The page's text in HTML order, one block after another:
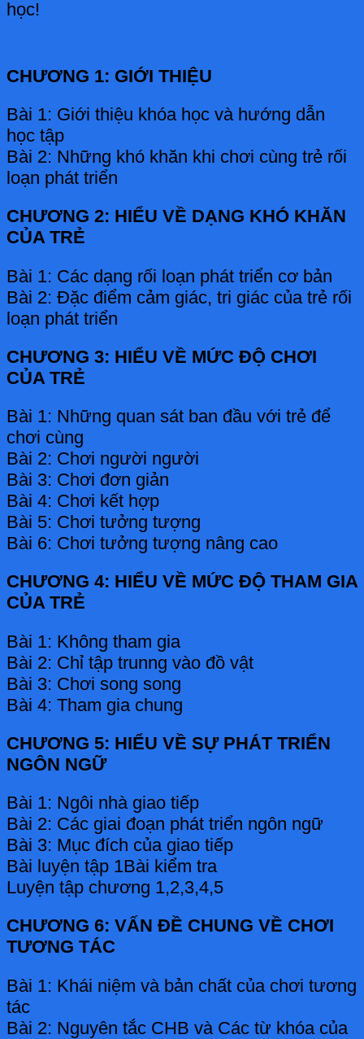
học!
CHƯƠNG 1: GIỚI THIỆU
Bài 1: Giới thiệu khóa học và hướng dẫn
học tập
Bài 2: Những khó khăn khi chơi cùng trẻ rối
loạn phát triển
CHƯƠNG 2: HIỂU VỀ DẠNG KHÓ KHĂN
CỦA TRẺ
Bài 1: Các dạng rối loạn phát triển cơ bản
Bài 2: Đặc điểm cảm giác, tri giác của trẻ rối
loạn phát triển
CHƯƠNG 3: HIỂU VỀ MỨC ĐỘ CHƠI
CỦA TRẺ
Bài 1: Những quan sát ban đầu với trẻ để
chơi cùng
Bài 2: Chơi người người
Bài 3: Chơi đơn giản
Bài 4: Chơi kết hợp
Bài 5: Chơi tưởng tượng
Bài 6: Chơi tưởng tượng nâng cao
CHƯƠNG 4: HIỂU VỀ MỨC ĐỘ THAM GIA
CỦA TRẺ
Bài 1: Không tham gia
Bài 2: Chỉ tập trunng vào đồ vật
Bài 3: Chơi song song
Bài 4: Tham gia chung
CHƯƠNG 5: HIỂU VỀ SỰ PHÁT TRIỂN
NGÔN NGỮ
Bài 1: Ngôi nhà giao tiếp
Bài 2: Các giai đoạn phát triển ngôn ngữ
Bài 3: Mục đích của giao tiếp
Bài luyện tập 1Bài kiểm tra
Luyện tập chương 1,2,3,4,5
CHƯƠNG 6: VẤN ĐỀ CHUNG VỀ CHƠI
TƯƠNG TÁC
Bài 1: Khái niệm và bản chất của chơi tương
tác
Bài 2: Nguyên tắc CHB và Các từ khóa của